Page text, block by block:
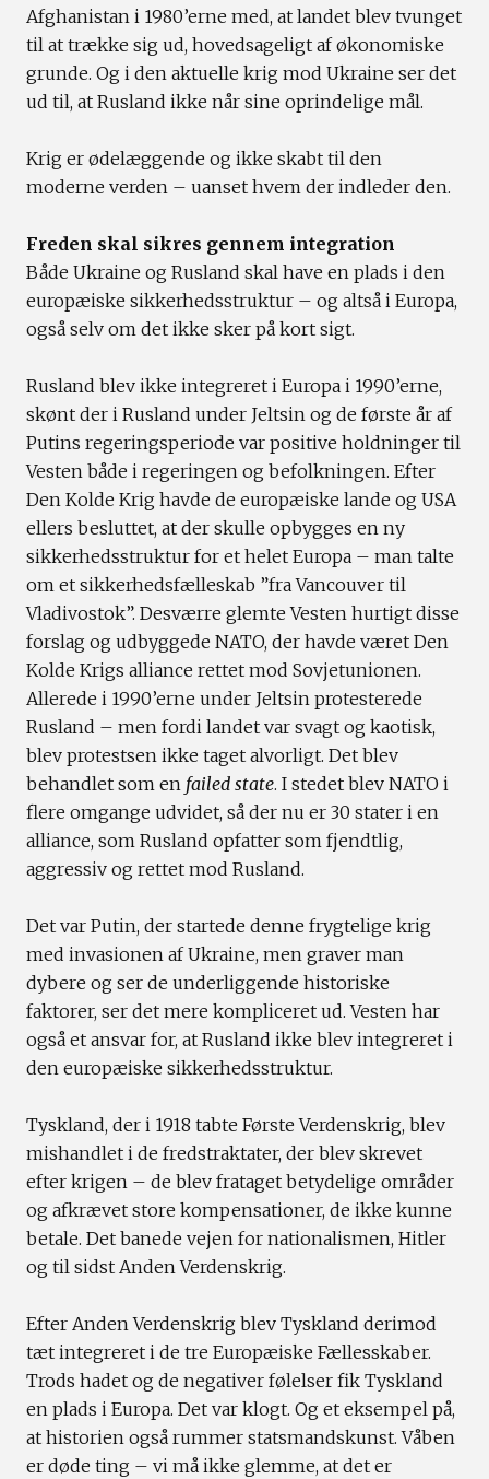
Afghanistan i 1980’erne med, at landet blev tvunget
til at trække sig ud, hovedsageligt af økonomiske
grunde. Og i den aktuelle krig mod Ukraine ser det
ud til, at Rusland ikke når sine oprindelige mål.
Krig er ødelæggende og ikke skabt til den
moderne verden – uanset hvem der indleder den.
Freden skal sikres gennem integration
Både Ukraine og Rusland skal have en plads i den
europæiske sikkerhedsstruktur – og altså i Europa,
også selv om det ikke sker på kort sigt.
Rusland blev ikke integreret i Europa i 1990’erne,
skønt der i Rusland under Jeltsin og de første år af
Putins regeringsperiode var positive holdninger til
Vesten både i regeringen og befolkningen. Efter
Den Kolde Krig havde de europæiske lande og USA
ellers besluttet, at der skulle opbygges en ny
sikkerhedsstruktur for et helet Europa – man talte
om et sikkerhedsfælleskab ”fra Vancouver til
Vladivostok”. Desværre glemte Vesten hurtigt disse
forslag og udbyggede NATO, der havde været Den
Kolde Krigs alliance rettet mod Sovjetunionen.
Allerede i 1990’erne under Jeltsin protesterede
Rusland – men fordi landet var svagt og kaotisk,
blev protestsen ikke taget alvorligt. Det blev
behandlet som en failed state. I stedet blev NATO i
flere omgange udvidet, så der nu er 30 stater i en
alliance, som Rusland opfatter som fjendtlig,
aggressiv og rettet mod Rusland.
Det var Putin, der startede denne frygtelige krig
med invasionen af Ukraine, men graver man
dybere og ser de underliggende historiske
faktorer, ser det mere kompliceret ud. Vesten har
også et ansvar for, at Rusland ikke blev integreret i
den europæiske sikkerhedsstruktur.
Tyskland, der i 1918 tabte Første Verdenskrig, blev
mishandlet i de fredstraktater, der blev skrevet
efter krigen – de blev frataget betydelige områder
og afkrævet store kompensationer, de ikke kunne
betale. Det banede vejen for nationalismen, Hitler
og til sidst Anden Verdenskrig.
Efter Anden Verdenskrig blev Tyskland derimod
tæt integreret i de tre Europæiske Fællesskaber.
Trods hadet og de negativer følelser fik Tyskland
en plads i Europa. Det var klogt. Og et eksempel på,
at historien også rummer statsmandskunst. Våben
er døde ting – vi må ikke glemme, at det er